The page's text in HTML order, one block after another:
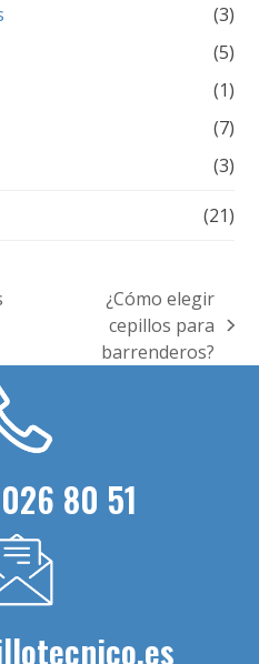
(3)
(5)
(1)
(7)
(3)
(21)
post:
¿Cómo elegir
cepillos para
barrenderos?
80 51